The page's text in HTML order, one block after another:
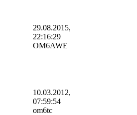
29.08.2015,
22:16:29
OM6AWE
10.03.2012,
07:59:54
om6tc